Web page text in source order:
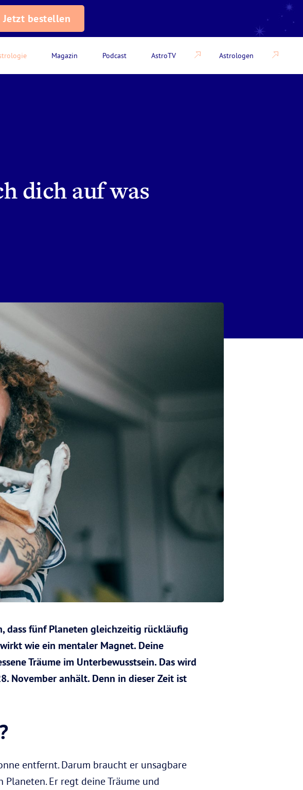
Magazin Podcast AstroTV Astrologen
Jetzt bestellen
dich auf was
dass fünf Planeten gleichzeitig rückläufig
wie ein mentaler Magnet. Deine
Träume im Unterbewusstsein. Das wird
November anhält. Denn in dieser Zeit ist
entfernt. Darum braucht er unsagbare
Er regt deine Träume und